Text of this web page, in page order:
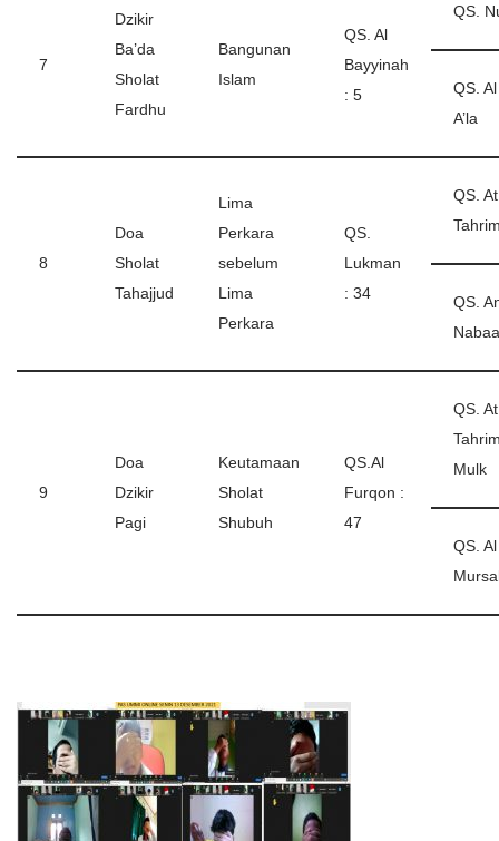
7
Dzikir
Ba’da
Sholat
Fardhu
Bangunan
Islam
QS. Al
Bayyinah
: 5
QS.
QS. Al
A’la
8
Doa
Sholat
Tahajjud
Lima
Perkara
sebelum
Lima
Perkara
QS.
Lukman
: 34
QS. At
QS.
Nabaa
9
Doa
Dzikir
Pagi
Keutamaan
Sholat
Shubuh
QS.Al
Furqon :
47
QS. At
Mulk
QS. Al